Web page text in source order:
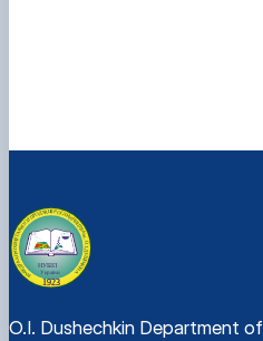
O.I. Dushechkin Department of